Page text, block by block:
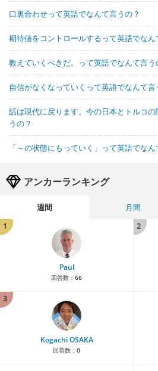
口裏合わせって英語でなんて言うの？
期待値をコントロールするって英語でなん
教えていくべきだ。って英語でなんて言う
自信がなくなっていくって英語でなんて言
話は現代に戻ります。今の日本とトルコ
うの？
「～の状態にもっていく」って英語でなん
アンカーランキング
週間 月間
1
Paul
回答数： 66
2
3
Kogachi OSAKA
回答数： 0